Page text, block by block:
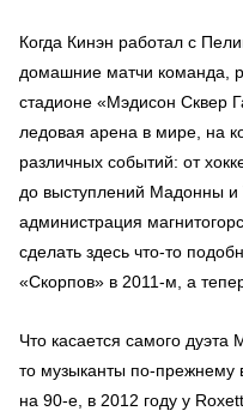
Когда Кинэн работал с
домашние матчи команда,
стадионе «Мэдисон Сквер
ледовая арена в мире, на
различных событий: от
до выступлений Мадонны
администрация
сделать здесь что-то
«Скорпов» в 2011-м, а
Что касается самого
то музыканты по-прежнему
на 90-е, в 2012 году у